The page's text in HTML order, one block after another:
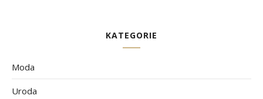
KATEGORIE
Moda
Uroda